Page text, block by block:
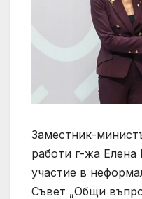
Заместник-
работи г-жа
участие в
Съвет „Общи